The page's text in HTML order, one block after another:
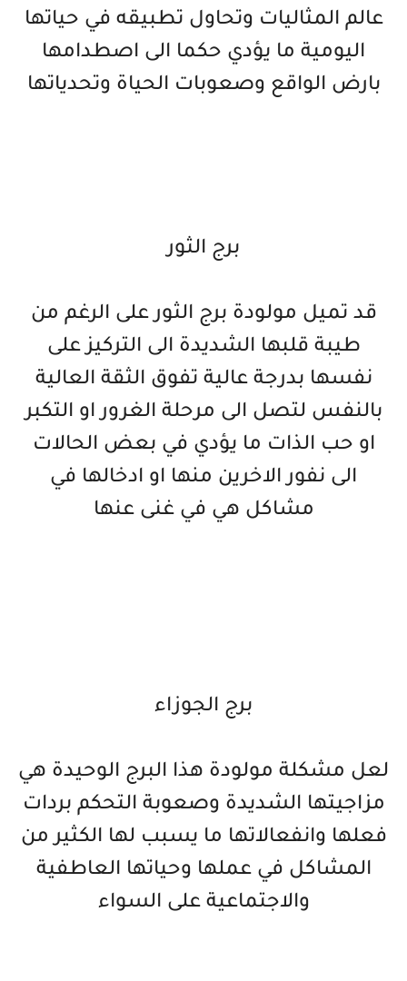
عالم المثاليات وتحاول تطبيقه في حياتها
اليومية ما يؤدي حكما الى اصطدامها
بارض الواقع وصعوبات الحياة وتحدياتها
برج الثور
قد تميل مولودة برج الثور على الرغم من
طيبة قلبها الشديدة الى التركيز على
نفسها بدرجة عالية تفوق الثقة العالية
بالنفس لتصل الى مرحلة الغرور او التكبر
او حب الذات ما يؤدي في بعض الحالات
الى نفور الاخرين منها او ادخالها في
مشاكل هي في غنى عنها
برج الجوزاء
لعل مشكلة مولودة هذا البرج الوحيدة هي
مزاجيتها الشديدة وصعوبة التحكم بردات
فعلها وانفعالاتها ما يسبب لها الكثير من
المشاكل في عملها وحياتها العاطفية
والاجتماعية على السواء